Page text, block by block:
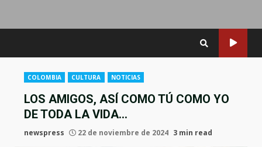
COLOMBIA CULTURA NOTICIAS
LOS AMIGOS, ASÍ COMO TÚ COMO YO
DE TODA LA VIDA…
newspress 22 de noviembre de 2024 3 min read